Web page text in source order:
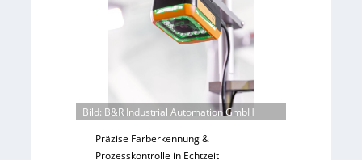
m
e
a
i
l
s
b
e
t
Bild: B&R Industrial Automation GmbH
Präzise Farberkennung &
Prozesskontrolle in Echtzeit